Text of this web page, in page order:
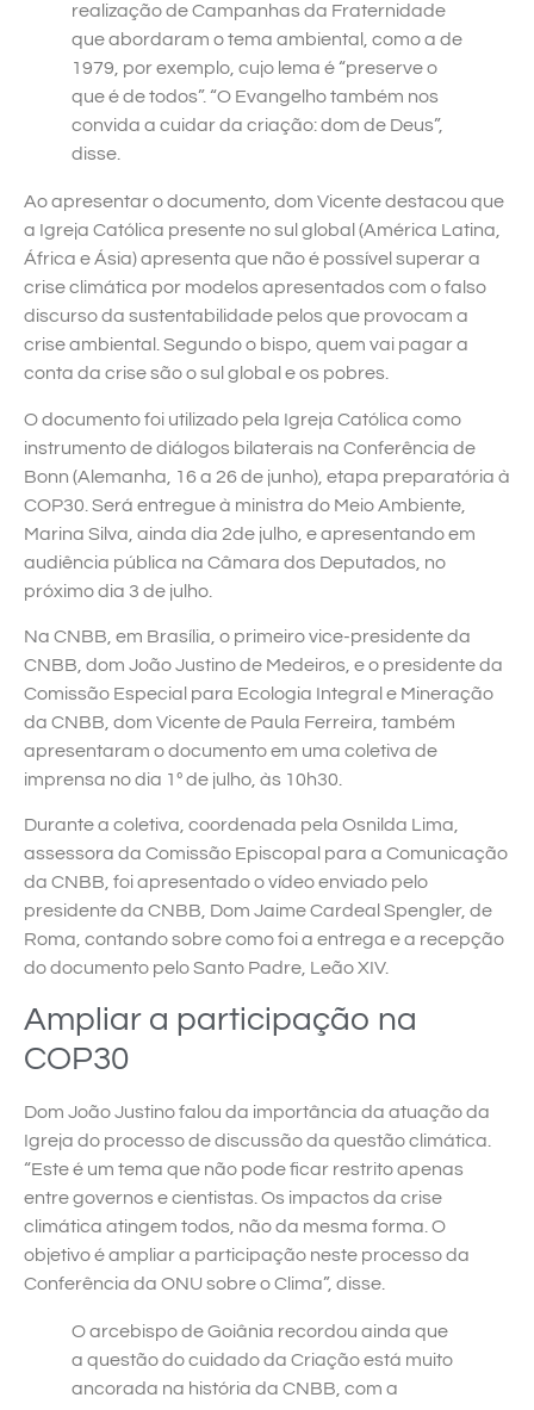
realização de Campanhas da Fraternidade
que abordaram o tema ambiental, como a de
1979, por exemplo, cujo lema é “preserve o
que é de todos”. “O Evangelho também nos
convida a cuidar da criação: dom de Deus”,
disse.
Ao apresentar o documento, dom Vicente destacou que
a Igreja Católica presente no sul global (América Latina,
África e Ásia) apresenta que não é possível superar a
crise climática por modelos apresentados com o falso
discurso da sustentabilidade pelos que provocam a
crise ambiental. Segundo o bispo, quem vai pagar a
conta da crise são o sul global e os pobres.
O documento foi utilizado pela Igreja Católica como
instrumento de diálogos bilaterais na Conferência de
Bonn (Alemanha, 16 a 26 de junho), etapa preparatória à
COP30. Será entregue à ministra do Meio Ambiente,
Marina Silva, ainda dia 2de julho, e apresentando em
audiência pública na Câmara dos Deputados, no
próximo dia 3 de julho.
Na CNBB, em Brasília, o primeiro vice-presidente da
CNBB, dom João Justino de Medeiros, e o presidente da
Comissão Especial para Ecologia Integral e Mineração
da CNBB, dom Vicente de Paula Ferreira, também
apresentaram o documento em uma coletiva de
imprensa no dia 1º de julho, às 10h30.
Durante a coletiva, coordenada pela Osnilda Lima,
assessora da Comissão Episcopal para a Comunicação
da CNBB, foi apresentado o vídeo enviado pelo
presidente da CNBB, Dom Jaime Cardeal Spengler, de
Roma, contando sobre como foi a entrega e a recepção
do documento pelo Santo Padre, Leão XIV.
Ampliar a participação na
COP30
Dom João Justino falou da importância da atuação da
Igreja do processo de discussão da questão climática.
“Este é um tema que não pode ficar restrito apenas
entre governos e cientistas. Os impactos da crise
climática atingem todos, não da mesma forma. O
objetivo é ampliar a participação neste processo da
Conferência da ONU sobre o Clima”, disse.
O arcebispo de Goiânia recordou ainda que
a questão do cuidado da Criação está muito
ancorada na história da CNBB, com a